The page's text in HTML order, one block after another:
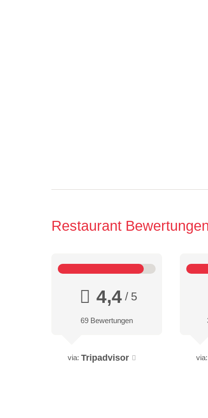
Restaurant
4,4/ 5
69 Bewertungen
via: Tripadvisor via: